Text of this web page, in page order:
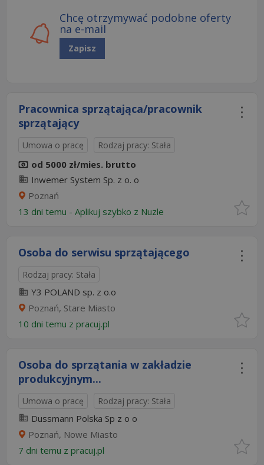
Chcę otrzymywać podobne oferty
na e-mail
Zapisz
Pracownica sprzątająca/pracownik
sprzątający
Umowa o pracę Rodzaj pracy: Stała
od 5000 zł/mies. brutto
Inwemer System Sp. z o. o
Poznań
13 dni temu - Aplikuj szybko z Nuzle
Osoba do serwisu sprzątającego
Rodzaj pracy: Stała
Y3 POLAND sp. z o.o
Poznań, Stare Miasto
10 dni temu z pracuj.pl
Osoba do sprzątania w zakładzie
produkcyjnym...
Umowa o pracę Rodzaj pracy: Stała
Dussmann Polska Sp z o o
Poznań, Nowe Miasto
7 dni temu z pracuj.pl